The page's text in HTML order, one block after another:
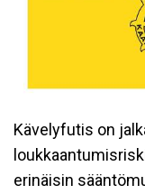
Kävelyfutis on
erinäisin